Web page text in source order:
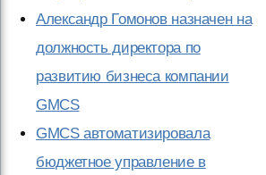
Александр Гомонов назначен на
должность директора по
развитию бизнеса компании
GMCS
GMCS автоматизировала
бюджетное управление в